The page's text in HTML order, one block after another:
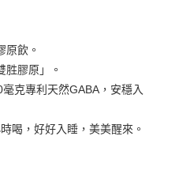
款」的支付方式。 讓您購物簡單
原飲。
膠原」。
克專利天然GABA，安穩入
喝，好好入睡，美美醒來。